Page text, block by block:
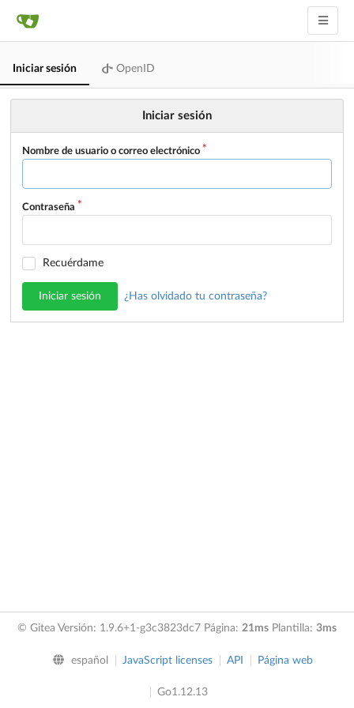
Iniciar sesión OpenID
Iniciar sesión
Nombre de usuario o correo electrónico
Contraseña
Recuérdame
Iniciar sesión ¿Has olvidado tu contraseña?
© Gitea Versión: 1.9.6+1-g3c3823dc7 Página: 21ms Plantilla: 3ms
español JavaScript licenses API Página web
Go1.12.13